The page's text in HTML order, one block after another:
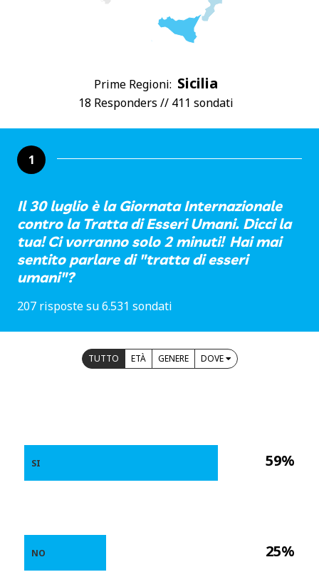
Prime Regioni: Sicilia
18 Responders // 411 sondati
1
Il 30 luglio è la Giornata Internazionale
contro la Tratta di Esseri Umani. Dicci la
tua! Ci vorranno solo 2 minuti! Hai mai
sentito parlare di "tratta di esseri
umani"?
207 risposte su 6.531 sondati
TUTTO ETÀ GENERE DOVE
59%
25%
SI
NO